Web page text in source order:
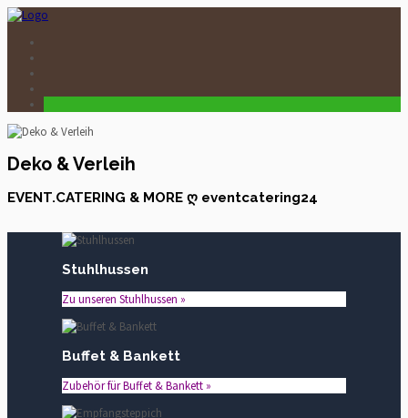
Deko & Verleih
EVENT.CATERING & MORE ღ eventcatering24
Stuhlhussen
Zu unseren Stuhlhussen »
Buffet & Bankett
Zubehör für Buffet & Bankett »